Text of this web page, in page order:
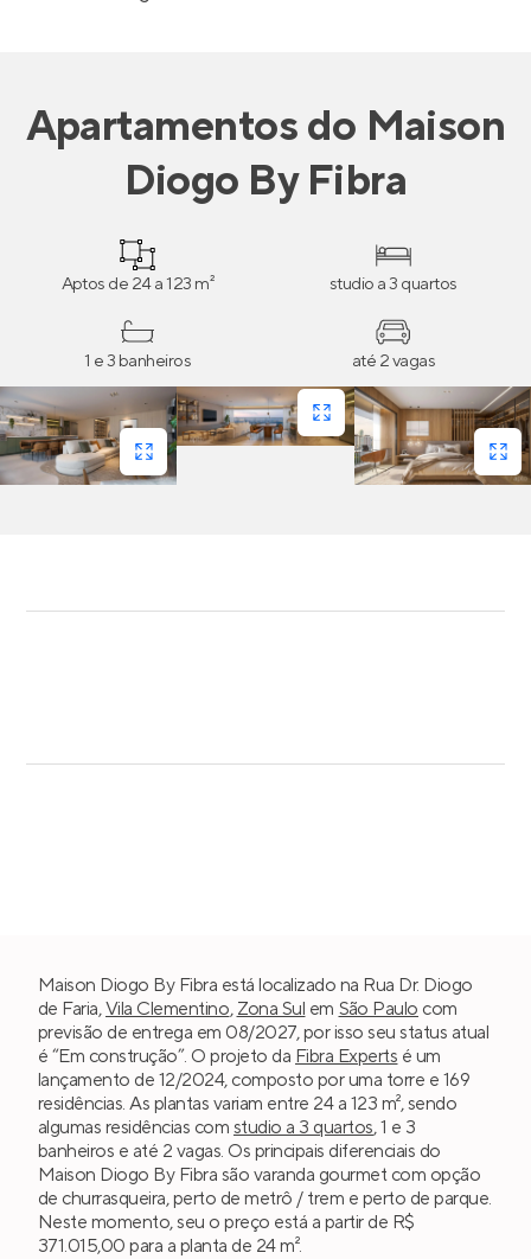
Apartamentosdo Maison
Diogo By Fibra
Aptos de 24 a 123 m² studio a 3 quartos
1 e 3 banheiros até 2 vagas
Maison Diogo By Fibra está localizado na Rua Dr. Diogo
de Faria,Vila Clementino, Zona Sul em São Paulo com
previsão de entrega em 08/2027, por isso seu status atual
é “Em construção”. O projeto da Fibra Experts é um
lançamento de 12/2024, composto por uma torre e 169
residências. As plantas variam entre 24 a 123 m², sendo
algumas residências com studio a 3 quartos, 1 e 3
banheiros e até 2 vagas. Os principais diferenciais do
Maison Diogo By Fibra são varanda gourmet com opção
de churrasqueira, perto de metrô / trem e perto de parque.
Neste momento, seu o preço está a partir de R$
371.015,00 para a planta de 24 m².